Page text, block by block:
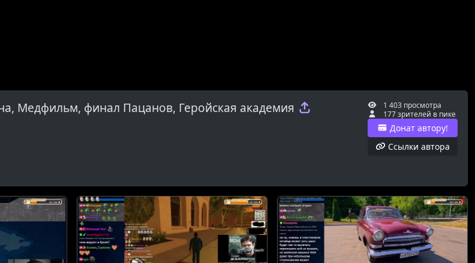
Медфильм, финал Пацанов, Геройская академия
1 403 просмотра
177 зрителей в пике
Донат автору!
Ссылки автора